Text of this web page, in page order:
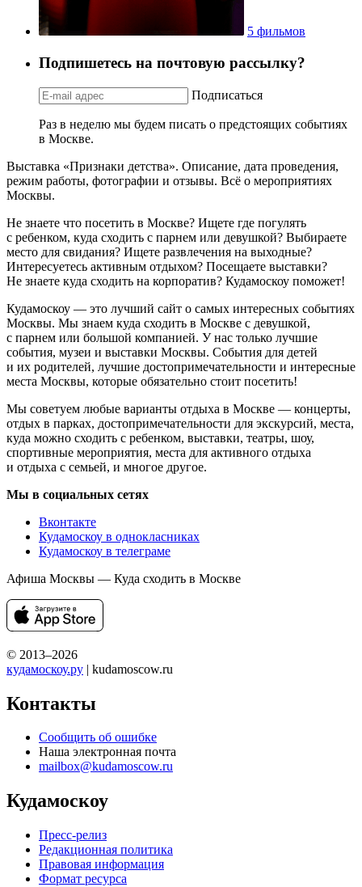
5 фильмов
Подпишетесь на почтовую рассылку?
Подписаться
Раз в неделю мы будем писать о предстоящих событиях
в Москве.
Выставка «Признаки детства». Описание, дата проведения,
режим работы, фотографии и отзывы. Всё о мероприятиях
Москвы.
Не знаете что посетить в Москве? Ищете где погулять
с ребенком, куда сходить с парнем или девушкой? Выбираете
место для свидания? Ищете развлечения на выходные?
Интересуетесь активным отдыхом? Посещаете выставки?
Не знаете куда сходить на корпоратив? Кудамоскоу поможет!
Кудамоскоу — это лучший сайт о самых интересных событиях
Москвы. Мы знаем куда сходить в Москве с девушкой,
с парнем или большой компанией. У нас только лучшие
события, музеи и выставки Москвы. События для детей
и их родителей, лучшие достопримечательности и интересные
места Москвы, которые обязательно стоит посетить!
Мы советуем любые варианты отдыха в Москве — концерты,
отдых в парках, достопримечательности для экскурсий, места,
куда можно сходить с ребенком, выставки, театры, шоу,
спортивные мероприятия, места для активного отдыха
и отдыха с семьей, и многое другое.
Мы в социальных сетях
Вконтакте
Кудамоскоу в однокласниках
Кудамоскоу в телеграме
Афиша Москвы — Куда сходить в Москве
© 2013–2026
кудамоскоу.ру | kudamoscow.ru
Контакты
Сообщить об ошибке
Наша электронная почта
mailbox@kudamoscow.ru
Кудамоскоу
Пресс-релиз
Редакционная политика
Правовая информация
Формат ресурса